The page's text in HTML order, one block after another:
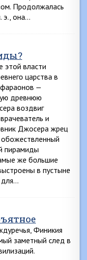
Продолжалась
э., она…
этой власти
царства в
—
древнюю
воздвиг
и
Джосера жрец
пирамиды
же большие
в пустыне
Финикия
заметный след в